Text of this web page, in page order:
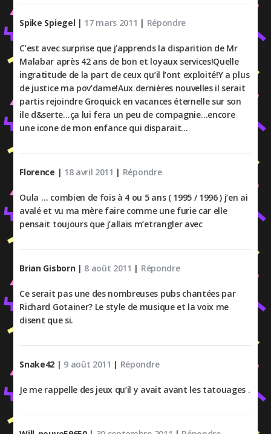
Spike Spiegel | 17 mars 2011 | Répondre
C’est avec surprise que j’apprends la disparition de Mr
Malabar après 42 ans de bon et loyaux services!Quelle
ingratitude de la part de ceux qu’il l’ont exploité!Y a plus
de justice ma pov’dame!Aux dernières nouvelles il serait
partis rejoindre Groquick en vacances éternelle sur son
ile d&serte…ça lui fera un peu de compagnie…encore
une icone de mon enfance qui disparait…
Florence | 18 avril 2011 | Répondre
Oula … combien de fois à 4 ou 5 ans ( 1995 / 1996 ) j’en ai
avalé et vu ma mère faire comme une furie car elle
pensait toujours que j’allais m’etrangler avec
Brian Gisborn | 8 août 2011 | Répondre
Ce serait pas une des nombreuses pubs chantées par
Richard Gotainer? Le style de musique et la voix me
disent que si.
Snake42 | 9 août 2011 | Répondre
Je me rappelle des jeux qu’il y avait avant les tatouages .